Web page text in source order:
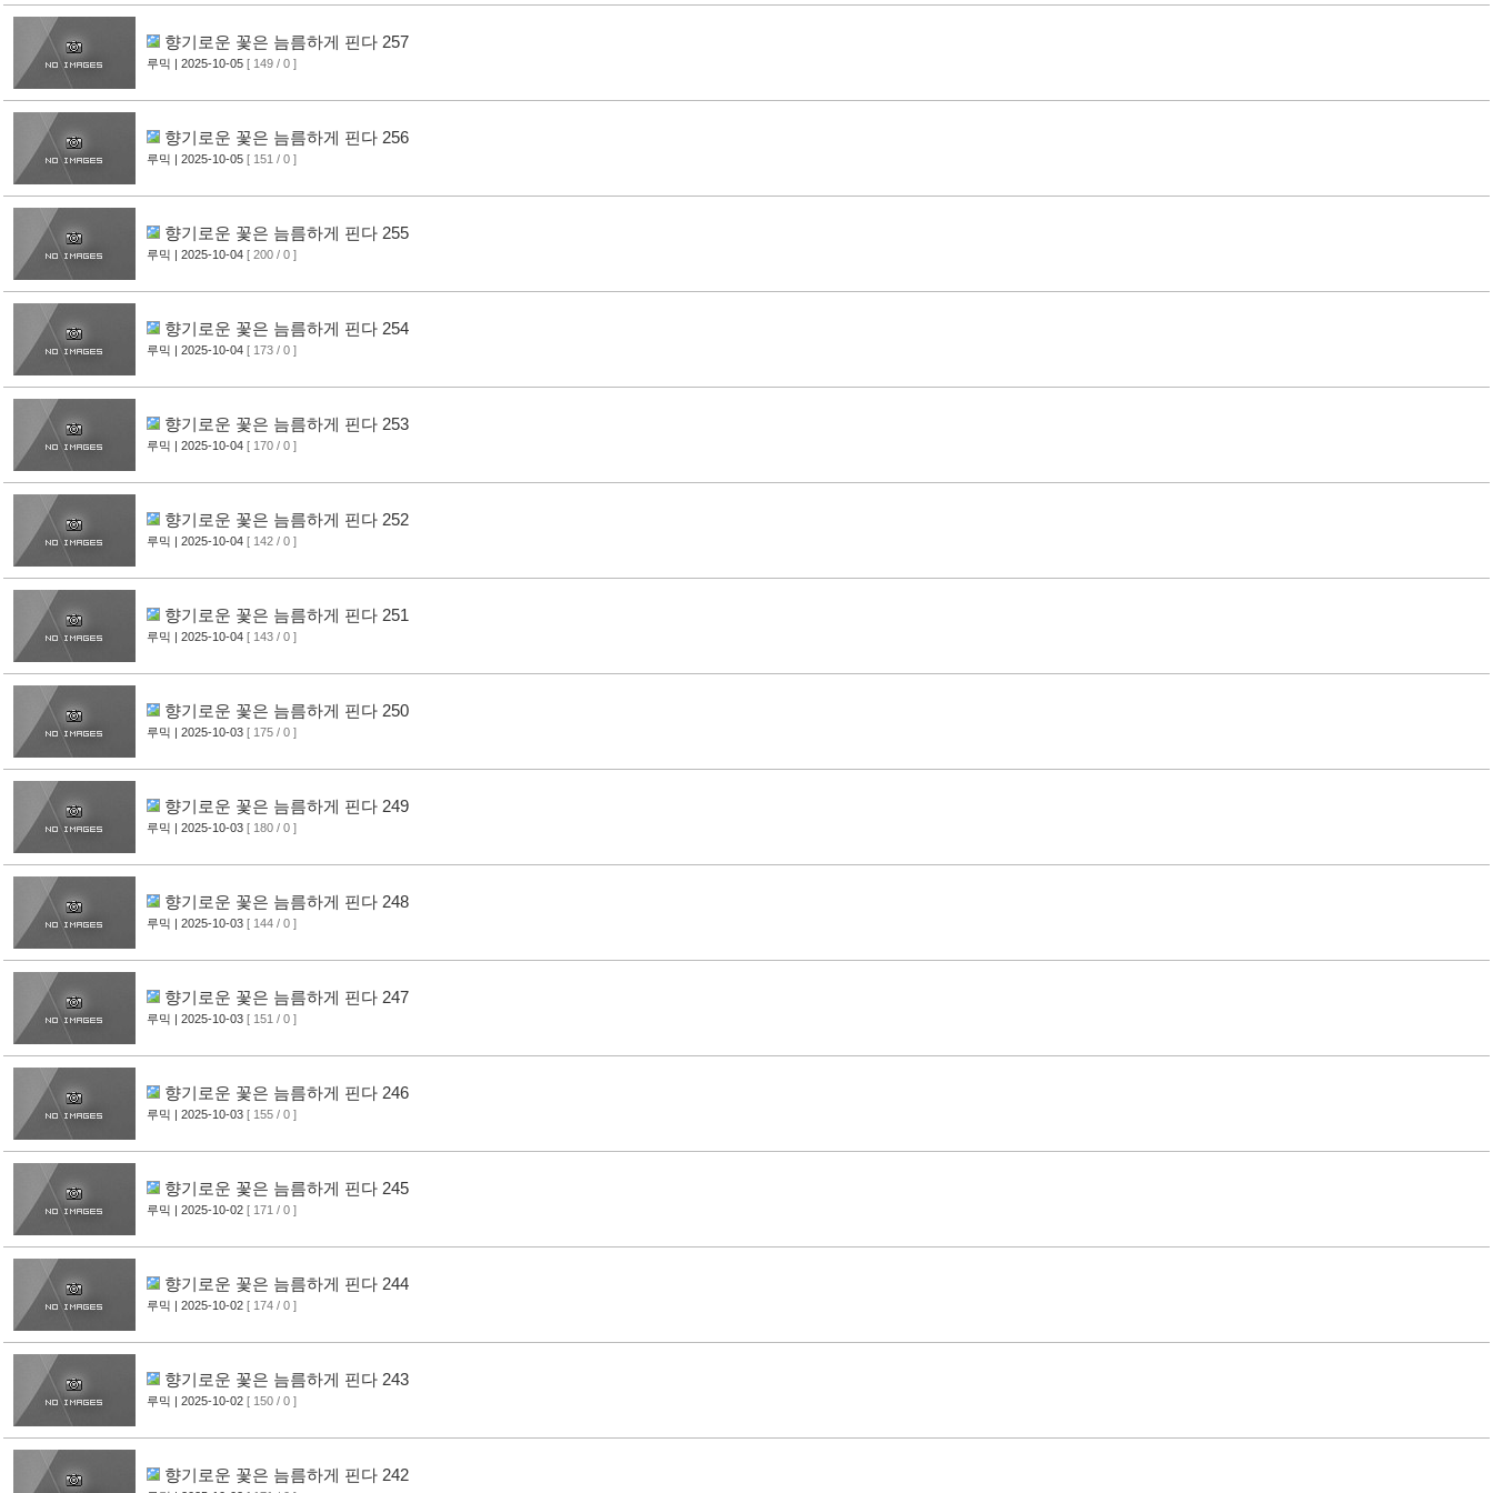
향기로운 꽃은 늠름하게 핀다 257
루믹 | 2025-10-05 [ 149 / 0 ]
향기로운 꽃은 늠름하게 핀다 256
루믹 | 2025-10-05 [ 151 / 0 ]
향기로운 꽃은 늠름하게 핀다 255
루믹 | 2025-10-04 [ 200 / 0 ]
향기로운 꽃은 늠름하게 핀다 254
루믹 | 2025-10-04 [ 173 / 0 ]
향기로운 꽃은 늠름하게 핀다 253
루믹 | 2025-10-04 [ 170 / 0 ]
향기로운 꽃은 늠름하게 핀다 252
루믹 | 2025-10-04 [ 142 / 0 ]
향기로운 꽃은 늠름하게 핀다 251
루믹 | 2025-10-04 [ 143 / 0 ]
향기로운 꽃은 늠름하게 핀다 250
루믹 | 2025-10-03 [ 175 / 0 ]
향기로운 꽃은 늠름하게 핀다 249
루믹 | 2025-10-03 [ 180 / 0 ]
향기로운 꽃은 늠름하게 핀다 248
루믹 | 2025-10-03 [ 144 / 0 ]
향기로운 꽃은 늠름하게 핀다 247
루믹 | 2025-10-03 [ 151 / 0 ]
향기로운 꽃은 늠름하게 핀다 246
루믹 | 2025-10-03 [ 155 / 0 ]
향기로운 꽃은 늠름하게 핀다 245
루믹 | 2025-10-02 [ 171 / 0 ]
향기로운 꽃은 늠름하게 핀다 244
루믹 | 2025-10-02 [ 174 / 0 ]
향기로운 꽃은 늠름하게 핀다 243
루믹 | 2025-10-02 [ 150 / 0 ]
향기로운 꽃은 늠름하게 핀다 242